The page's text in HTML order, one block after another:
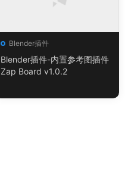
Blender插件
Blender插件-内置参考图插件
Zap Board v1.0.2